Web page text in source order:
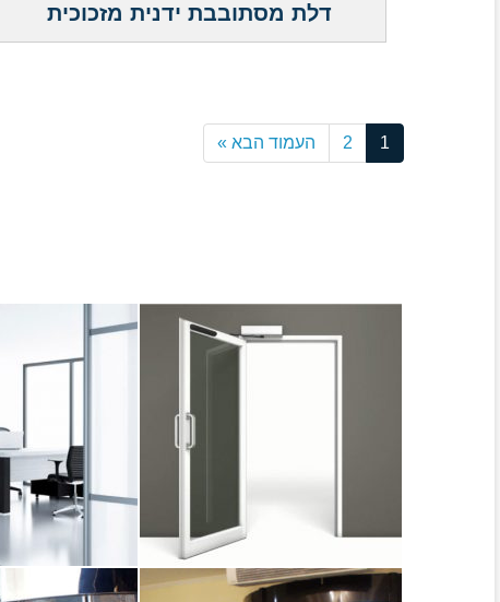
דלת מסתובבת ידנית מזכוכית
1
2 העמוד הבא »